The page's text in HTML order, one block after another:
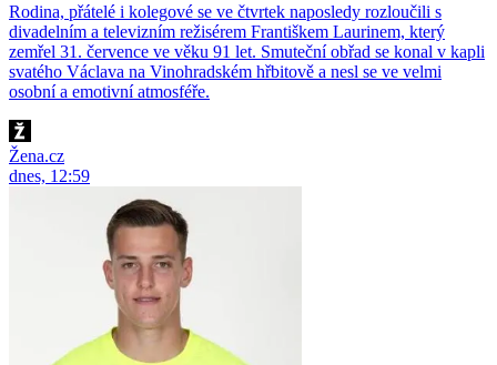
Rodina, přátelé i kolegové se ve čtvrtek naposledy rozloučili s
divadelním a televizním režisérem Františkem Laurinem, který
zemřel 31. července ve věku 91 let. Smuteční obřad se konal v kapli
svatého Václava na Vinohradském hřbitově a nesl se ve velmi
osobní a emotivní atmosféře.
Žena.cz
dnes, 12:59